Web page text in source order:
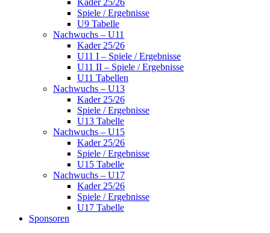
Kader 25/26
Spiele / Ergebnisse
U9 Tabelle
Nachwuchs – U11
Kader 25/26
U11 I – Spiele / Ergebnisse
U11 II – Spiele / Ergebnisse
U11 Tabellen
Nachwuchs – U13
Kader 25/26
Spiele / Ergebnisse
U13 Tabelle
Nachwuchs – U15
Kader 25/26
Spiele / Ergebnisse
U15 Tabelle
Nachwuchs – U17
Kader 25/26
Spiele / Ergebnisse
U17 Tabelle
Sponsoren